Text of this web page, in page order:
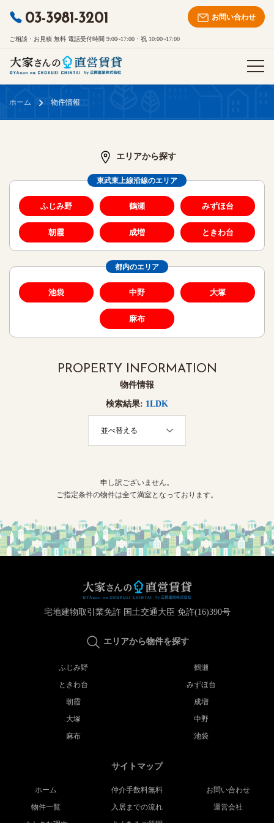
03-3981-3201
ご相談・お見積 無料 電話受付時間 9:00~17:00・祝 10:00~17:00
お問い合わせ
ホーム 物件情報
エリアから探す
東武東上線沿線のエリア
ふじみ野 鶴瀬 みずほ台
朝霞 成増 ときわ台
都内のエリア
池袋 中野 大塚
麻布
PROPERTY INFORMATION
物件情報
検索結果: 1LDK
並べ替える
申し訳ございません。
ご指定条件の物件は全て満室となっております。
宅地建物取引業免許 国土交通大臣 免許(16)390号
エリアから物件を探す
ふじみ野
鶴瀬
ときわ台
みずほ台
朝霞
成増
大塚
中野
麻布
池袋
サイトマップ
ホーム
物件一覧
仲介手数料無料
入居までの流れ
お問い合わせ
運営会社